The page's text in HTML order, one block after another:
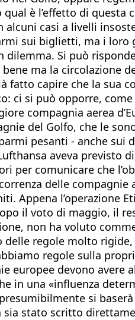
è l’effetto di
casi a livelli
sui biglietti, ma i loro
dilemma. Si può
ma la circolazione
fatto capire che la sua
ci si può opporre,
compagnia aerea
del Golfo, che le
pesanti - anche sui
aveva previsto
per comunicare che
delle
Appena l’operazione
il voto di maggio, il
non ha voluto
regole molto
regole sulla
europee devono
in una «influenza
si
stato scritto